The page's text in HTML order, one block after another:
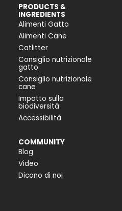
PRODUCTS &
INGREDIENTS
Alimenti Gatto
Alimenti Cane
Catlitter
Consiglio nutrizionale
gatto
Consiglio nutrizionale
cane
Impatto sulla
biodiversità
Accessibilità
COMMUNITY
Blog
Video
Dicono di noi